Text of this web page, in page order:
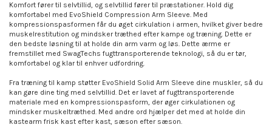
Komfort fører til selvtillid, og selvtillid fører til præstationer. Hold dig
komfortabel med EvoShield Compression Arm Sleeve. Med
kompressionspasformen får du øget cirkulation i armen, hvilket giver bedre
muskelrestitution og mindsker træthed efter kampe og træning. Dette er
den bedste løsning til at holde din arm varm og løs. Dette ærme er
fremstillet med SwagTechs fugttransporterende teknologi, så du er tør,
komfortabel og klar til enhver udfordring.
Fra træning til kamp støtter EvoShield Solid Arm Sleeve dine muskler, så du
kan gøre dine ting med selvtillid. Det er lavet af fugttransporterende
materiale med en kompressionspasform, der øger cirkulationen og
mindsker muskeltræthed. Med andre ord hjælper det med at holde din
kastearm frisk kast efter kast, sæson efter sæson.